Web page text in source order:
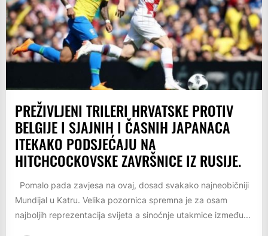
PREŽIVLJENI TRILERI HRVATSKE PROTIV
BELGIJE I SJAJNIH I ČASNIH JAPANACA
ITEKAKO PODSJEĆAJU NA
HITCHCOCKOVSKE ZAVRŠNICE IZ RUSIJE.
Pomalo pada zavjesa na ovaj, dosad svakako najneobičniji
Mundijal u Katru. Velika pozornica spremna je za osam
najboljih reprezentacija svijeta a sinoćnje utakmice između...